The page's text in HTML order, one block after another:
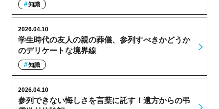
知識
学生時代の友人の親の葬儀、参列すべきかどうか
のデリケートな境界線
2026.04.10
知識
参列できない悔しさを言葉に託す！遠方からの弔
2026.04.10